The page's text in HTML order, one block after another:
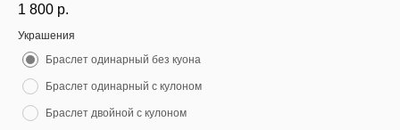
1 800 р.
Украшения
Браслет одинарный без куона
Браслет одинарный с кулоном
Браслет двойной с кулоном